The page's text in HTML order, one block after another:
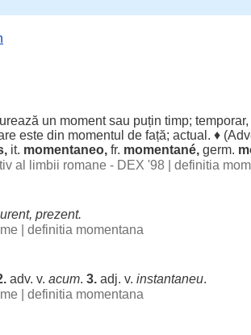
un momentsau puțin timp; temporar,
este din momentul de față; actual . ♦ (
it. momentaneo, fr. momentané, germ.
al limbii romane - DEX '98
definitia
, prezent.
definitia momentana
adv. v. acum. 3. adj. v. instantaneu.
definitia momentana